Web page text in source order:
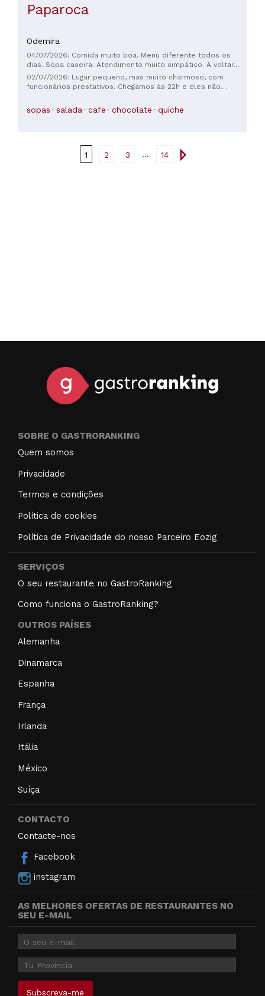
Paparoca
Odemira
04/07/2026: Comida muito boa. Menu diferente todos os
dias. Sopa caseira. Atendimento muito simpático. A voltar....
02/07/2026: Lugar pequeno, mas muito charmoso, com
funcionários prestativos. Chegamos às 22h e eles não
Pedimos o arroz de polvo, que foi recomendado, e estava
delicioso! Obrigado!!!
sopas salada cafe chocolate quiche
1 2 3 ... 14
SOBRE O GASTRORANKING
Quem somos
Privacidade
Termos e condições
Política de cookies
Política de Privacidade do nosso Parceiro Eozig
SERVIÇOS
O seu restaurante no GastroRanking
Como funciona o GastroRanking?
OUTROS PAÍSES
Alemanha
Dinamarca
Espanha
França
Irlanda
Itália
México
Suíça
CONTACTO
Contacte-nos
Facebook
instagram
AS MELHORES OFERTAS DE RESTAURANTES NO
SEU E-MAIL